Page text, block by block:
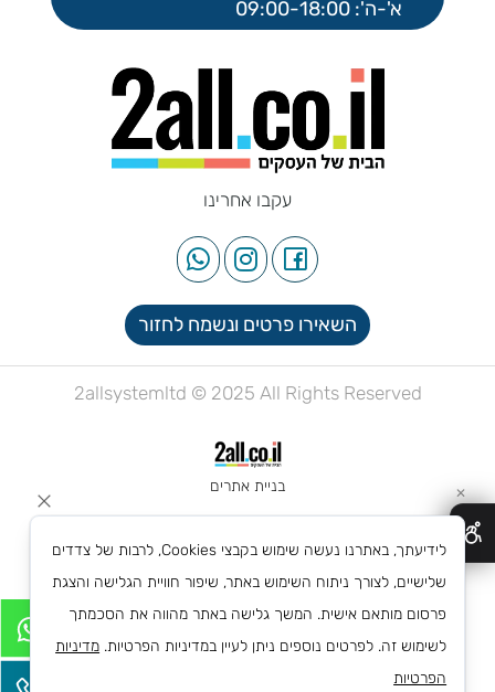
א'-ה': 09:00-18:00
עקבו אחרינו
השאירו פרטים ונשמח לחזור
2allsystemltd © 2025 All Rights Reserved
בניית אתרים ✕
לידיעתך, באתרנו נעשה שימוש בקבצי Cookies, לרבות של צדדים
שלישיים, לצורך ניתוח השימוש באתר, שיפור חוויית הגלישה והצגת
פרסום מותאם אישית. המשך גלישה באתר מהווה את הסכמתך
לשימוש זה. לפרטים נוספים ניתן לעיין במדיניות הפרטיות. מדיניות
הפרטיות